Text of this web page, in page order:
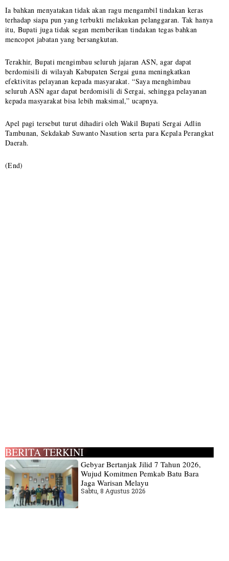
Ia bahkan menyatakan tidak akan ragu mengambil tindakan keras
terhadap siapa pun yang terbukti melakukan pelanggaran. Tak hanya
itu, Bupati juga tidak segan memberikan tindakan tegas bahkan
mencopot jabatan yang bersangkutan.
Terakhir, Bupati mengimbau seluruh jajaran ASN, agar dapat
berdomisili di wilayah Kabupaten Sergai guna meningkatkan
efektivitas pelayanan kepada masyarakat. “Saya menghimbau
seluruh ASN agar dapat berdomisili di Sergai, sehingga pelayanan
kepada masyarakat bisa lebih maksimal,” ucapnya.
Apel pagi tersebut turut dihadiri oleh Wakil Bupati Sergai Adlin
Tambunan, Sekdakab Suwanto Nasution serta para Kepala Perangkat
Daerah.
(End)
BERITA TERKINI
Gebyar Bertanjak Jilid 7 Tahun 2026,
Wujud Komitmen Pemkab Batu Bara
Jaga Warisan Melayu
Sabtu, 8 Agustus 2026